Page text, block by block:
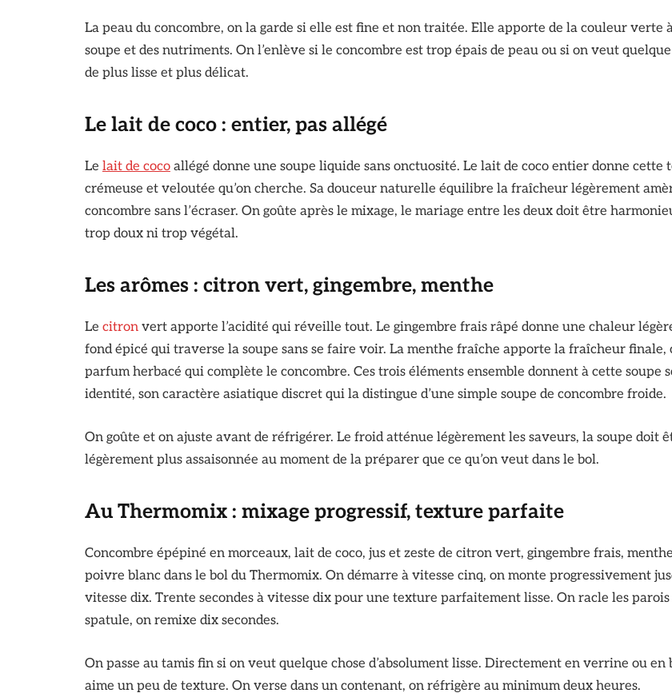
La peau du concombre, on la garde si elle est fine et non traitée. Elle apporte de la couleur verte
soupe et des nutriments. On l’enlève si le concombre est trop épais de peau ou si on veut
de plus lisse et plus délicat.
Le lait de coco : entier, pas allégé
Le lait de cocoallégé donne une soupe liquide sans onctuosité. Le lait de coco entier donne cette
crémeuse et veloutée qu’on cherche. Sa douceur naturelle équilibre la fraîcheur légèrement
concombre sans l’écraser. On goûte après le mixage, le mariage entre les deux doit être
trop doux ni trop végétal.
Les arômes : citron vert, gingembre, menthe
Le citronvert apporte l’acidité qui réveille tout. Le gingembre frais râpé donne une chaleur
fond épicé qui traverse la soupe sans se faire voir. La menthe fraîche apporte la fraîcheur finale,
parfum herbacé qui complète le concombre. Ces trois éléments ensemble donnent à cette soupe
identité, son caractère asiatique discret qui la distingue d’une simple soupe de concombre froide.
On goûte et on ajuste avant de réfrigérer. Le froid atténue légèrement les saveurs, la soupe doit
légèrement plus assaisonnée au moment de la préparer que ce qu’on veut dans le bol.
Au Thermomix : mixage progressif, texture parfaite
Concombre épépiné en morceaux, lait de coco, jus et zeste de citron vert, gingembre frais,
poivre blanc dans le bol du Thermomix. On démarre à vitesse cinq, on monte progressivement
vitesse dix. Trente secondes à vitesse dix pour une texture parfaitement lisse. On racle les
spatule, on remixe dix secondes.
On passe au tamis fin si on veut quelque chose d’absolument lisse. Directement en verrine ou en
aime un peu de texture. On verse dans un contenant, on réfrigère au minimum deux heures.